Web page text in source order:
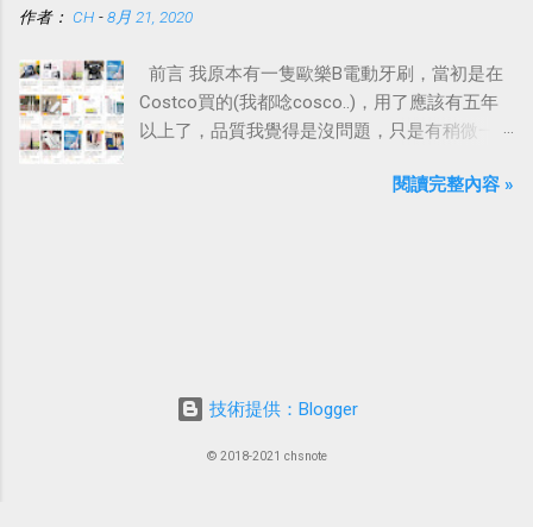
作者： CH -8月 21, 2020
前言 我原本有一隻歐樂B電動牙刷，當初是在
Costco買的(我都唸cosco..)，用了應該有五年
以上了，品質我覺得是沒問題，只是有稍微一
閱讀完整內容 »
技術提供：Blogger
© 2018-2021 chsnote